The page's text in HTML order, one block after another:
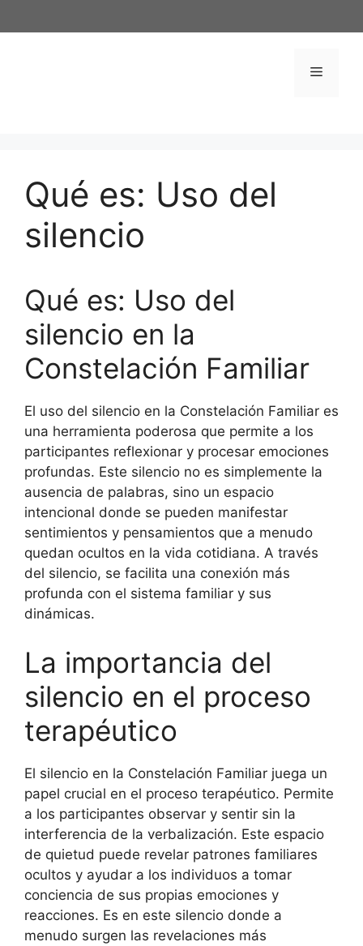
al
Menú
Qué es: Uso del
silencio
Qué es: Uso del
silencio en la
Constelación Familiar
El uso del silencio en la Constelación Familiar es
una herramienta poderosa que permite a los
participantes reflexionar y procesar emociones
profundas. Este silencio no es simplemente la
ausencia de palabras, sino un espacio
intencional donde se pueden manifestar
sentimientos y pensamientos que a menudo
quedan ocultos en la vida cotidiana. A través
del silencio, se facilita una conexión más
profunda con el sistema familiar y sus
dinámicas.
La importancia del
silencio en el proceso
terapéutico
El silencio en la Constelación Familiar juega un
papel crucial en el proceso terapéutico. Permite
a los participantes observar y sentir sin la
interferencia de la verbalización. Este espacio
de quietud puede revelar patrones familiares
ocultos y ayudar a los individuos a tomar
conciencia de sus propias emociones y
reacciones. Es en este silencio donde a
menudo surgen las revelaciones más